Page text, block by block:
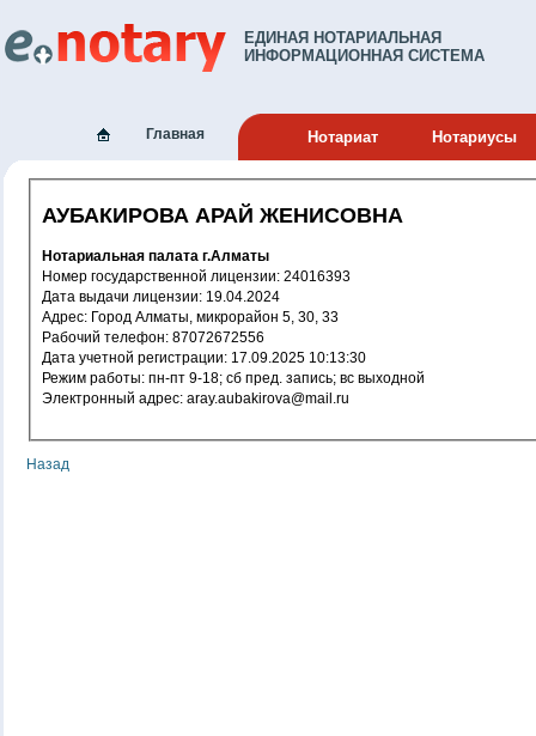
ЕДИНАЯ НОТАРИАЛЬНАЯ
ИНФОРМАЦИОННАЯ СИСТЕМА
Главная Нотариат Нотариусы
АУБАКИРОВА АРАЙ ЖЕНИСОВНА
Нотариальная палата г.Алматы
Номер государственной лицензии: 24016393
Дата выдачи лицензии: 19.04.2024
Адрес: Город Алматы, микрорайон 5, 30, 33
Рабочий телефон: 87072672556
Дата учетной регистрации: 17.09.2025 10:13:30
Режим работы: пн-пт 9-18; сб пред. запись; вс выходной
Электронный адрес: aray.aubakirova@mail.ru
Назад